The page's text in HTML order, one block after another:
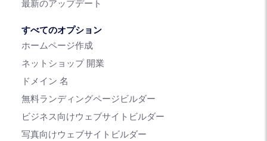
最新のアップデート
すべてのオプション
ホームページ作成
ネットショップ 開業
ドメイン 名
無料ランディングページビルダー
ビジネス向けウェブサイトビルダー
写真向けウェブサイトビルダー